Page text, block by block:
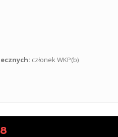
członek WKP(b)